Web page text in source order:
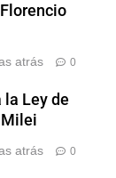
atrás 0
Ley de
Milei
atrás 0